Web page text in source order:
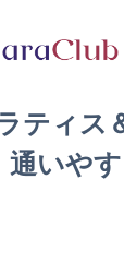
ティス
通いや